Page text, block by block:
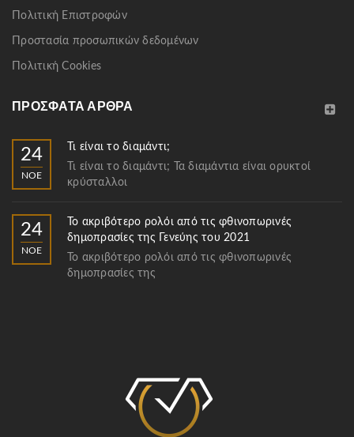
Πολιτική Επιστροφών
Προστασία προσωπικών δεδομένων
Πολιτική Cookies
ΠΡΌΣΦΑΤΑ ΆΡΘΡΑ
24
ΝΟΈ
Τι είναι το διαμάντι;
Τι είναι το διαμάντι; Τα διαμάντια είναι ορυκτοί
κρύσταλλοι
24
ΝΟΈ
Το ακριβότερο ρολόι από τις φθινοπωρινές
δημοπρασίες της Γενεύης του 2021
Το ακριβότερο ρολόι από τις φθινοπωρινές
δημοπρασίες της